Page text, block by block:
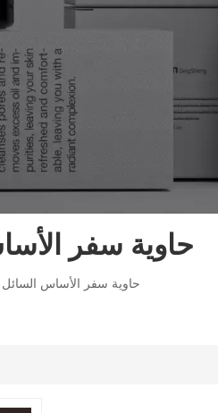
حاوية سفر
حاوية سفر الأساس السائل